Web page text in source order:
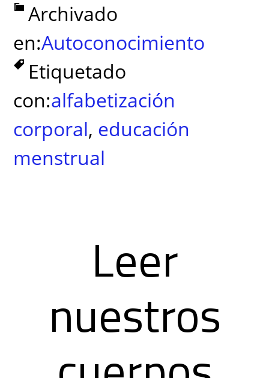
Archivado
en:Autoconocimiento
Etiquetado
con:alfabetización
corporal, educación
menstrual
Leer
nuestros